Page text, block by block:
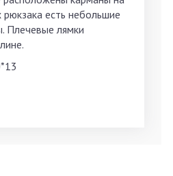
есть небольшие
Плечевые лямки